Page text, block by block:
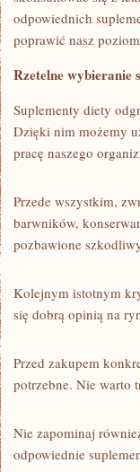
odpowiednich
poprawić nasz
Rzetelne wybieranie
Suplementy diety
Dzięki nim możemy
pracę naszego
Przede wszystkim,
barwników,
pozbawione
Kolejnym​ istotnym
się dobrą opinią na
Przed zakupem
potrzebne. Nie warto
Nie zapominaj
odpowiednie